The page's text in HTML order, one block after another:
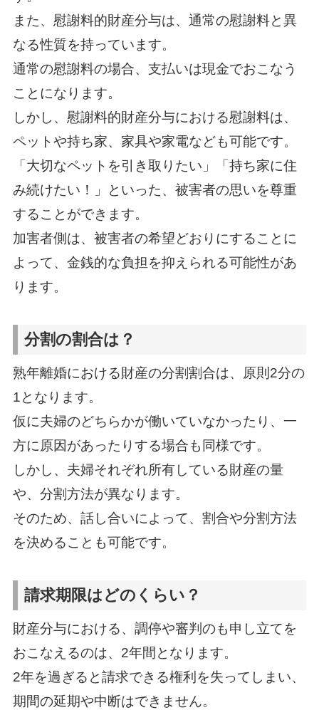
また、慰謝料的財産分与は、通常の慰謝料と異
なる性質を持っています。
通常の慰謝料の場合、支払いは現金でおこなう
ことになります。
しかし、慰謝料的財産分与における慰謝料は、
ペットや持ち家、家具や家電なども可能です。
「大切なペットを引き取りたい」「持ち家に住
み続けたい！」といった、被害者の思いを尊重
することができます。
加害者側は、被害者の希望どおりにすることに
よって、金銭的な負担を抑えられる可能性があ
ります。
分割の割合は？
熟年離婚における財産の分割割合は、原則2分の
1となります。
仮に夫婦のどちらかが働いていなかったり、一
方に原因があったりする場合も同様です。
しかし、夫婦それぞれ所有している財産の量
や、分割方法が異なります。
そのため、話し合いによって、割合や分割方法
を決めることも可能です。
請求期限はどのくらい？
財産分与における、調停や審判のも申し立てを
おこなえるのは、2年間となります。
2年を過ぎると請求できる権利を失ってしまい、
期間の延期や中断はできません。